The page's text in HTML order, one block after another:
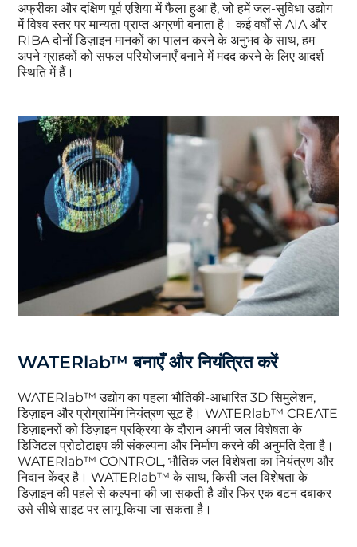
अफ्रीका और दक्षिण पूर्व एशिया में फैला हुआ है, जो हमें जल-सुविधा उद्योग
में विश्व स्तर पर मान्यता प्राप्त अग्रणी बनाता है। कई वर्षों से AIA और
RIBA दोनों डिज़ाइन मानकों का पालन करने के अनुभव के साथ, हम
अपने ग्राहकों को सफल परियोजनाएँ बनाने में मदद करने के लिए आदर्श
स्थिति में हैं।
WATERlab™ बनाएँ और नियंत्रित करें
WATERlab™ उद्योग का पहला भौतिकी-आधारित 3D सिमुलेशन,
डिज़ाइन और प्रोग्रामिंग नियंत्रण सूट है। WATERlab™ CREATE
डिज़ाइनरों को डिज़ाइन प्रक्रिया के दौरान अपनी जल विशेषता के
डिजिटल प्रोटोटाइप की संकल्पना और निर्माण करने की अनुमति देता है।
WATERlab™ CONTROL, भौतिक जल विशेषता का नियंत्रण और
निदान केंद्र है। WATERlab™ के साथ, किसी जल विशेषता के
डिज़ाइन की पहले से कल्पना की जा सकती है और फिर एक बटन दबाकर
उसे सीधे साइट पर लागू किया जा सकता है।